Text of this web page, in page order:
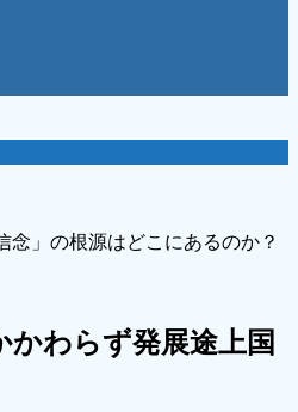
念」の根源はどこにあるのか？
かわらず発展途上国